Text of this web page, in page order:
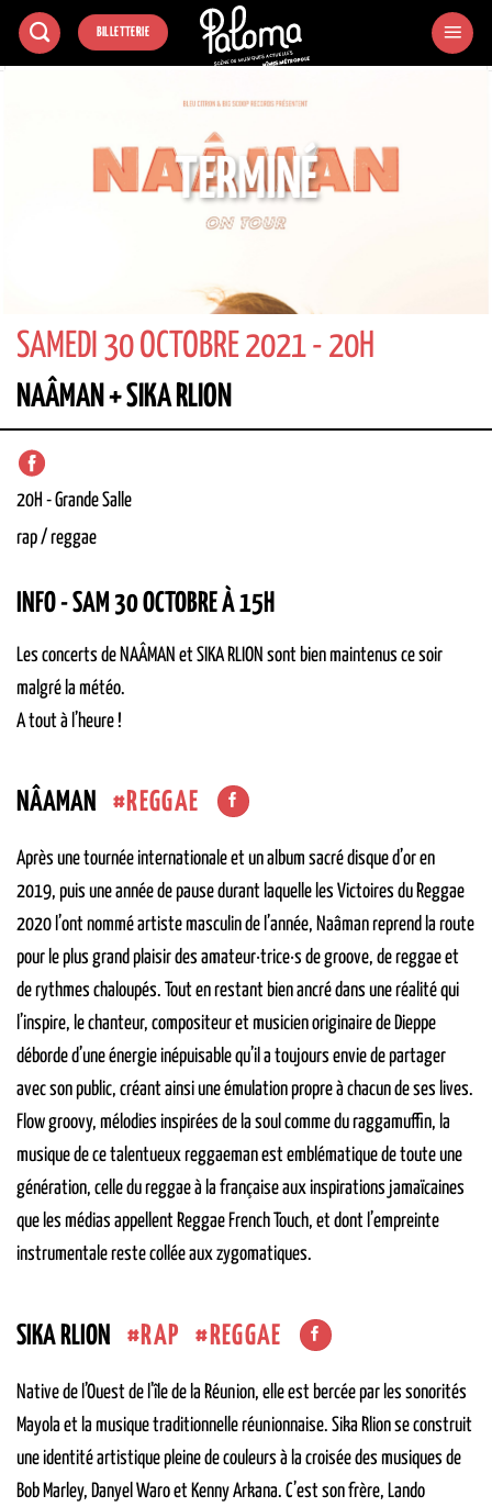
Passer
BILLETTERIE
TERMINÉ
SAMEDI 30 OCTOBRE 2021 - 20H
NAÂMAN + SIKA RLION
20H -Grande Salle
rap / reggae
INFO - SAM 30 OCTOBRE À 15H
Les concerts de NAÂMAN et SIKA RLION sont bien maintenus ce soir
malgré la météo.
A tout à l’heure !
NÂAMAN REGGAE
Après une tournée internationale et un album sacré disque d’or en
2019, puis une année de pause durant laquelle les Victoires du Reggae
2020 l’ont nommé artiste masculin de l’année, Naâman reprend la route
pour le plus grand plaisir des amateur·trice·s de groove, de reggae et
de rythmes chaloupés. Tout en restant bien ancré dans une réalité qui
l’inspire, le chanteur, compositeur et musicien originaire de Dieppe
déborde d’une énergie inépuisable qu’il a toujours envie de partager
avec son public, créant ainsi une émulation propre à chacun de ses lives.
Flow groovy, mélodies inspirées de la soul comme du raggamuffin, la
musique de ce talentueux reggaeman est emblématique de toute une
génération, celle du reggae à la française aux inspirations jamaïcaines
que les médias appellent Reggae French Touch, et dont l’empreinte
instrumentale reste collée aux zygomatiques.
SIKA RLION RAP REGGAE
Native de l’Ouest de l’île de la Réunion, elle est bercée par les sonorités
Mayola et la musique traditionnelle réunionnaise. Sika Rlion se construit
une identité artistique pleine de couleurs à la croisée des musiques de
Bob Marley, Danyel Waro et Kenny Arkana. C’est son frère, Lando